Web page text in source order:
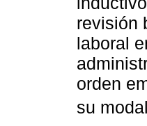
revisión
laboral
orden
su